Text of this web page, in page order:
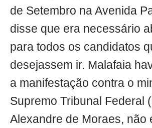
de Setembro na Avenida
disse que era necessário
para todos os candidatos
desejassem ir. Malafaia
a manifestação contra o
Supremo Tribunal Federal
Alexandre de Moraes, não